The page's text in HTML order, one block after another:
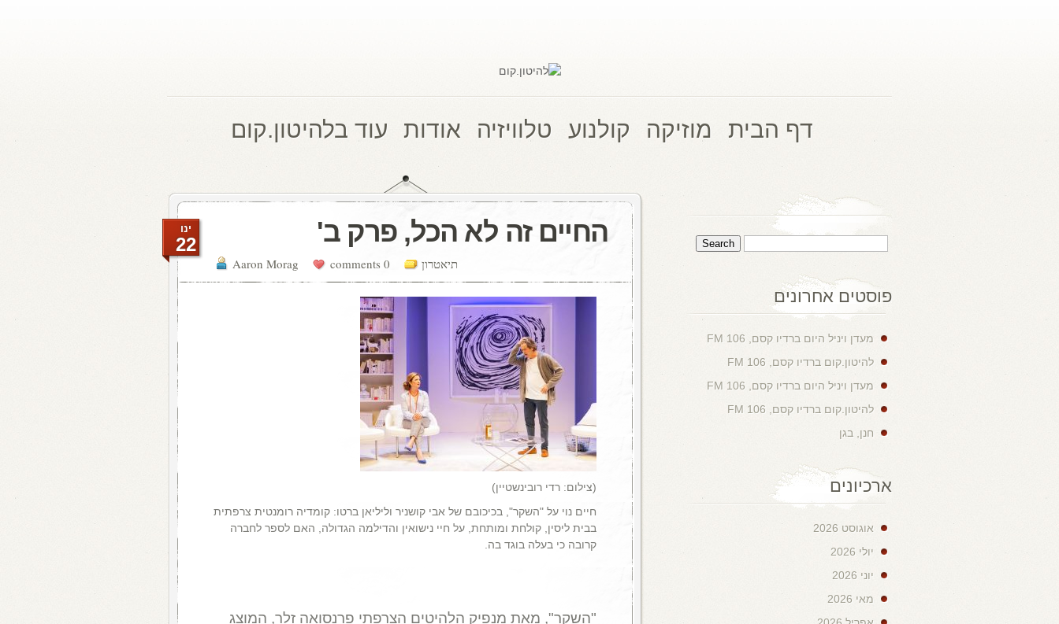
דף הבית מוזיקה קולנוע טלוויזיה אודות עוד בלהיטון.קום
החיים זה לא הכל, פרק ב'
Aaron Morag 0 comments תיאטרון
ינו
22
(צילום: רדי רובינשטיין)
חיים נוי על "השקר", בכיכובם של אבי קושניר וליליאן ברטו: קומדיה רומנטית צרפתית
בבית ליסין, קולחת ומותחת, על חיי נישואין והדילמה הגדולה, האם לספר לחברה
קרובה כי בעלה בוגד בה.
"השקר", מאת מנפיק הלהיטים הצרפתי פרנסואה זלר, המוצג
פוסטים אחרונים
מעדן ויניל היום ברדיו קסם, 106 FM
להיטון.קום ברדיו קסם, 106 FM
מעדן ויניל היום ברדיו קסם, 106 FM
להיטון.קום ברדיו קסם, 106 FM
חנן, בגן
ארכיונים
אוגוסט 2026
יולי 2026
יוני 2026
מאי 2026